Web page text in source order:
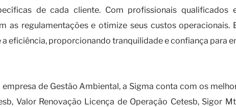
de cada cliente. Com profissionais
as regulamentações e otimize seus custos
eficiência, proporcionando tranquilidade e confiança para
empresa de Gestão Ambiental, a Sigma conta com os
Valor Renovação Licença de Operação Cetesb, Sigor